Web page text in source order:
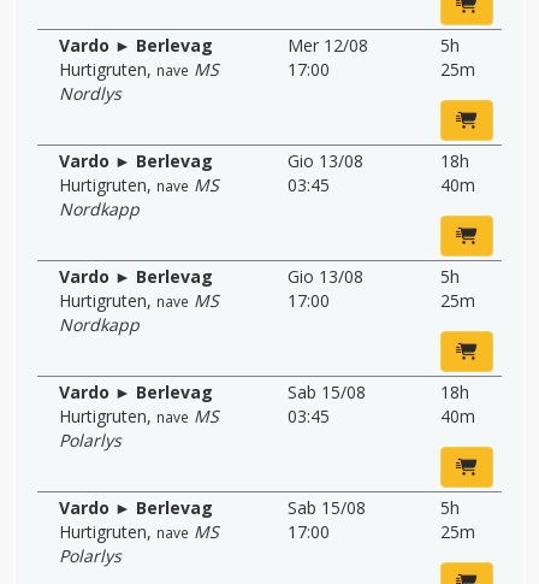
Vardo ► Berlevag
Hurtigruten, nave MS
Nordlys
Mer 12/08
17:00
5h
25m
Vardo ► Berlevag
Hurtigruten, nave MS
Nordkapp
Gio 13/08
03:45
18h
40m
Vardo ► Berlevag
Hurtigruten, nave MS
Nordkapp
Gio 13/08
17:00
5h
25m
Vardo ► Berlevag
Hurtigruten, nave MS
Polarlys
Sab 15/08
03:45
18h
40m
Vardo ► Berlevag
Hurtigruten, nave MS
Polarlys
Sab 15/08
17:00
5h
25m